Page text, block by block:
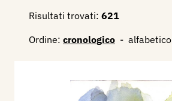
Risultati trovati: 621
Ordine: cronologico - alfabetico